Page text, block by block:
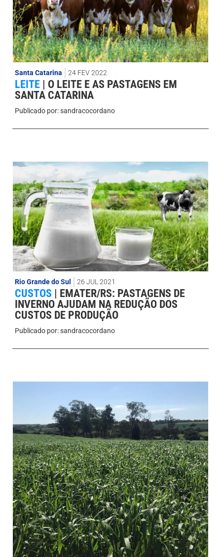
Santa Catarina 24 FEV 2022
LEITE | O LEITE E AS PASTAGENS EM
SANTA CATARINA
Publicado por:sandracocordano
Rio Grande do Sul 26 JUL 2021
CUSTOS | EMATER/RS: PASTAGENS DE
INVERNO AJUDAM NA REDUÇÃO DOS
CUSTOS DE PRODUÇÃO
Publicado por:sandracocordano